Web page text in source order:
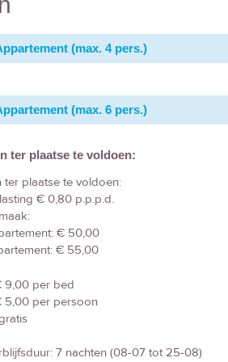
(max. 4 pers.)
(max. 6 pers.)
ter plaatse te voldoen:
ter plaatse te voldoen:
€ 0,80 p.p.p.d.
€ 50,00
€ 55,00
9,00 per bed
5,00 per persoon
7 nachten (08-07 tot 25-08)